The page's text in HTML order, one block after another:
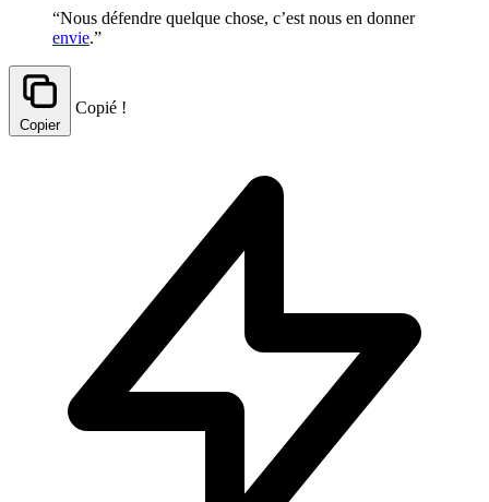
“Nous défendre quelque chose, c’est nous en donner
envie.”
Copier
Copié !